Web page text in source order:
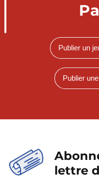
Publier un
Publier
lettre